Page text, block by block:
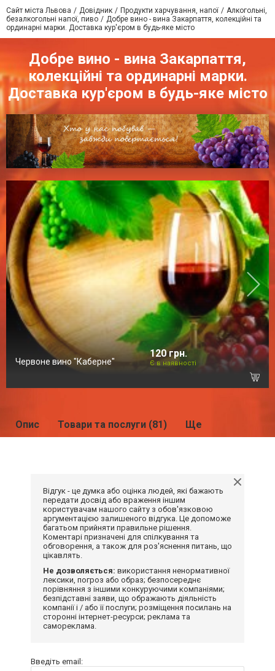
Сайт міста Львова Довідник Продукти харчування, напої
Алкогольні,
безалкогольні напої, пиво
Добре вино - вина Закарпаття, колекційні та
ординарні марки. Доставка кур'єром в будь-яке місто
Добре вино - вина Закарпаття,
колекційні та ординарні марки.
Доставка кур'єром в будь-яке місто
Червоне вино "Каберне"
120 грн.
Є в наявності
Опис Товари та послуги (81) Ще
Відгук - це думка або оцінка людей, які бажають
передати досвід або враження іншим
користувачам нашого сайту з обов'язковою
аргументацією залишеного відгука. Це допоможе
багатьом прийняти правильне рішення.
Коментарі призначені для спілкування та
обговорення, а також для роз'яснення питань, що
цікавлять.
Не дозволяється: використання ненормативної
лексики, погроз або образ; безпосереднє
порівняння з іншими конкуруючими компаніями;
безпідставні заяви, що ображають діяльність
компанії і / або її послуги; розміщення посилань на
сторонні інтернет-ресурси; реклама та
самореклама.
Введіть email: